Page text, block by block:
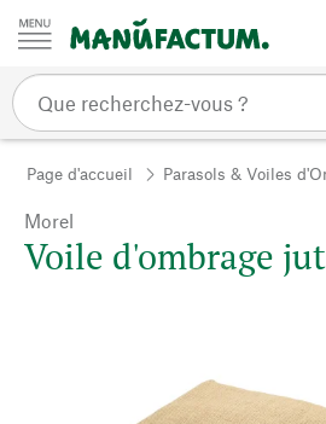
Passer au contenu
Page d'accueil Parasols & Voiles
Morel
Voile d'ombrage